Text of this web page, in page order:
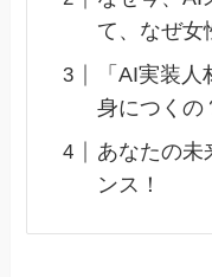
て、なぜ女
「AI実装
身につくの
あなたの未
ンス！